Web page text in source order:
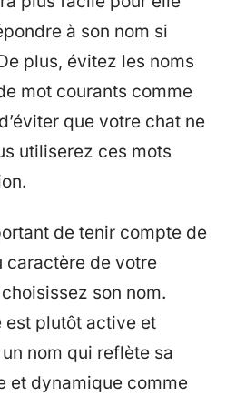
à son nom si
plus, évitez les noms
mot courants comme
que votre chat ne
utiliserez ces mots
de tenir compte de
caractère de votre
son nom.
est plutôt active et
nom qui reflète sa
et dynamique comme